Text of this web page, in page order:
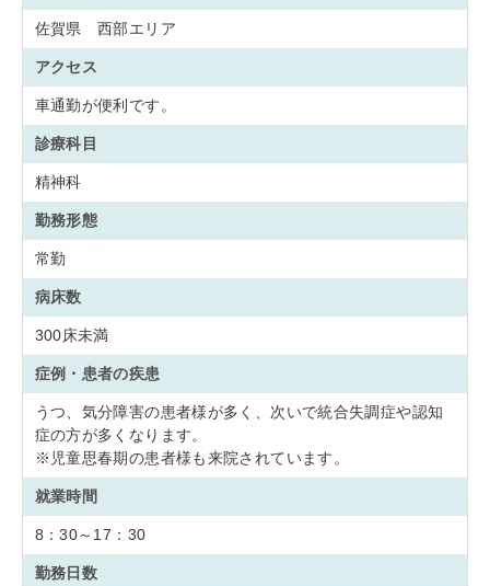
佐賀県 西部エリア
アクセス
車通勤が便利です。
診療科目
精神科
勤務形態
常勤
病床数
300床未満
症例・患者の疾患
うつ、気分障害の患者様が多く、次いで統合失調症や認知
症の方が多くなります。
※児童思春期の患者様も来院されています。
就業時間
8：30～17：30
勤務日数